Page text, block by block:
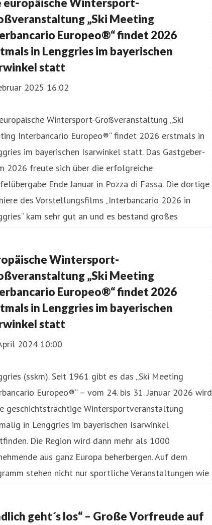
europäische Wintersport-
„Ski Meeting
Europeo®“ findet 2026
in Lenggries im bayerischen
statt
2025 16:02
Wintersport-Großveranstaltung „Ski
Interbancario Europeo®“ findet 2026 erstmals in
im bayerischen Isarwinkel statt. Das Gastgeber-
2026 freute sich über die erfolgreiche
Ende Januar in Pozza di Fassa. Die dortige
des Vorstellungsfilms „Interbancario 2026 in
kam sehr gut an und es bestand großes
an den Top-Bedingung
Wintersport-
„Ski Meeting
Europeo®“ findet 2026
in Lenggries im bayerischen
statt
2024 10:00
(sskm). Seit 1961 gibt es das „Ski Meeting
Europeo®“ – vom 24. bis 31. Januar 2026 wird
geschichtsträchtige Wintersportveranstaltung
in Lenggries im bayerischen Isarwinkel
Die Region wird dann mehr als 1000
aus ganz Europa beherbergen. Auf dem
stehen nicht nur sportliche Veranstaltungen wie
Langlaufrennen, sondern
geht´s los“ – Große Vorfreude auf